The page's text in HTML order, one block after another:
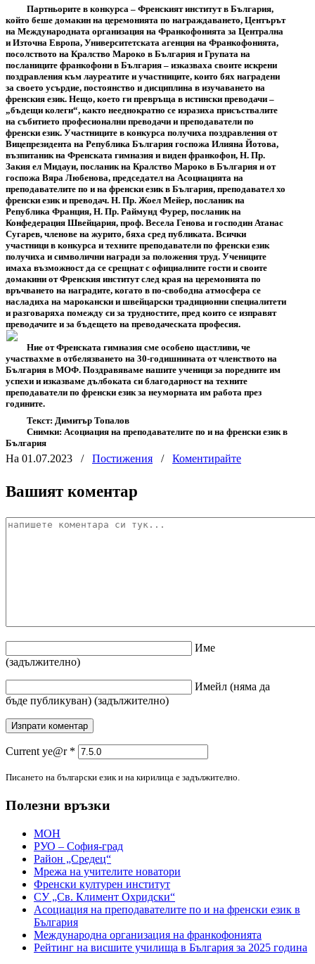
Партньорите в конкурса – Френският институт в България,
който беше домакин на церемонията по награждаването, Центърът
на Международната организация на Франкофонията за Централна
и Източна Европа, Университетската агенция на Франкофонията,
посолството на Кралство Мароко в България и Групата на
посланиците франкофони в България – изказваха своите искрени
поздравления към лауреатите и участниците, които бях наградени
за своето усърдие, постоянство и дисциплина в изучаването на
френския език. Нещо, което ги превръща в истински преводачи –
„бъдещи колеги“, както нееднократно се изразиха присъствалите
на събитието професионални преводачи и преподаватели по
френски език. Участниците в конкурса получиха поздравления от
Вицепрезидента на Република България госпожа Илияна Йотова,
възпитаник на Френската гимназия и виден франкофон, Н. Пр.
Закия ел Мидауи, посланик на Кралство Мароко в България и от
госпожа Вяра Любенова, председател на Асоциацията на
преподавателите по и на френски език в България, преподавател хо
френски език и преводач. Н. Пр. Жоел Мейер, посланик на
Република Франция, Н. Пр. Раймунд Фурер, посланик на
Конфедерация Швейцария, проф. Весела Генова и господин Атанас
Сугарев, членове на журито, бяха сред публиката. Всички
участници в конкурса и техните преподаватели по френски език
получиха и символични награди за положения труд. Учениците
имаха възможност да се срещнат с официалните гости и своите
домакини от Френския институт след края на церемонията по
връчването на наградите, когато в по-свободна атмосфера се
насладиха на марокански и швейцарски традиционни специалитети
и разговаряха помежду си за трудностите, пред които се изправят
преводачите и за бъдещето на преводаческата професия.
Ние от Френската гимназия сме особено щастливи, че
участвахме в отбелязването на 30-годишнината от членството на
България в МОФ. Поздравяваме нашите ученици за поредните им
успехи и изказваме дълбоката си благодарност на техните
преподаватели по френски език за неуморната им работа през
годините.
Текст: Димитър Топалов
Снимки: Асоциация на преподавателите по и на френски език в
България
На 01.07.2023 / Постижения / Коментирайте
Вашият коментар
Име
(задължително)
Имейл (няма да
бъде публикуван) (задължително)
Current ye@r *
Писането на български език и на кирилица е задължително.
Полезни връзки
МОН
РУО – София-град
Район „Средец“
Мрежа на учителите новатори
Френски културен институт
СУ „Св. Климент Охридски“
Асоциация на преподавателите по и на френски език в
България
Международна организация на франкофонията
Рейтинг на висшите училища в България за 2025 година